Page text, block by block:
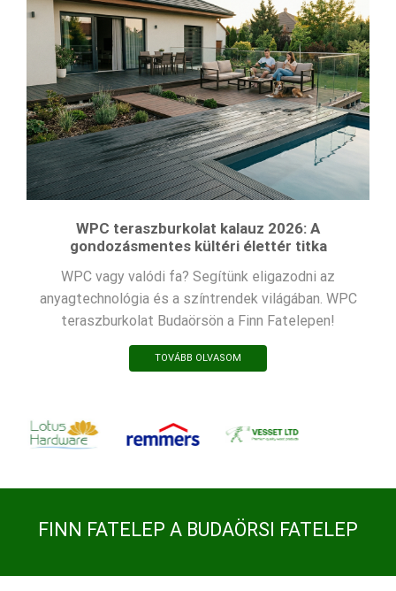
WPC teraszburkolat kalauz 2026: A
gondozásmentes kültéri élettér titka
WPC vagy valódi fa? Segítünk eligazodni az
anyagtechnológia és a színtrendek világában. WPC
teraszburkolat Budaörsön a Finn Fatelepen!
TOVÁBB OLVASOM
FINN FATELEP A BUDAÖRSI FATELEP